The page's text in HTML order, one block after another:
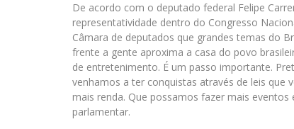
De acordo com o deputado federal Felipe
representatividade dentro do Congresso
Câmara de deputados que grandes temas do
frente a gente aproxima a casa do povo
de entretenimento. É um passo importante.
venhamos a ter conquistas através de leis que
mais renda. Que possamos fazer mais
parlamentar.